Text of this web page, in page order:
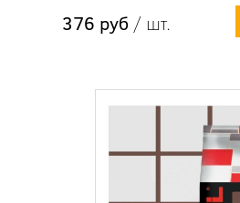
376 руб / шт.